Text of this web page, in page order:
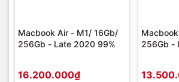
Macbook Air - M1/ 16Gb/
256Gb - Late 2020 99%
16.200.000₫
256Gb -